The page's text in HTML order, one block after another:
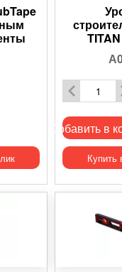
Добавить в
Купить